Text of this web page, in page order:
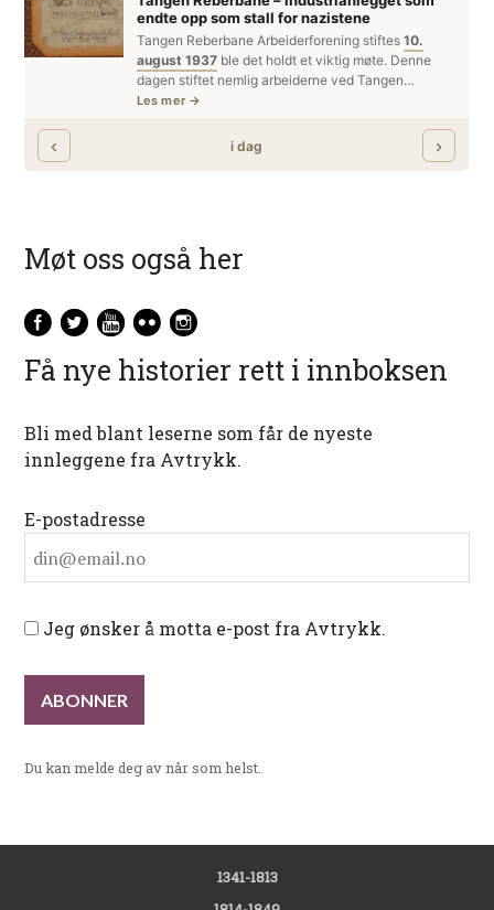
Møt oss også her
Få nye historier rett i innboksen
Bli med blant leserne som får de nyeste
innleggene fra Avtrykk.
E-postadresse
Jeg ønsker å motta e-post fra Avtrykk.
Du kan melde deg av når som helst.
1341-1813